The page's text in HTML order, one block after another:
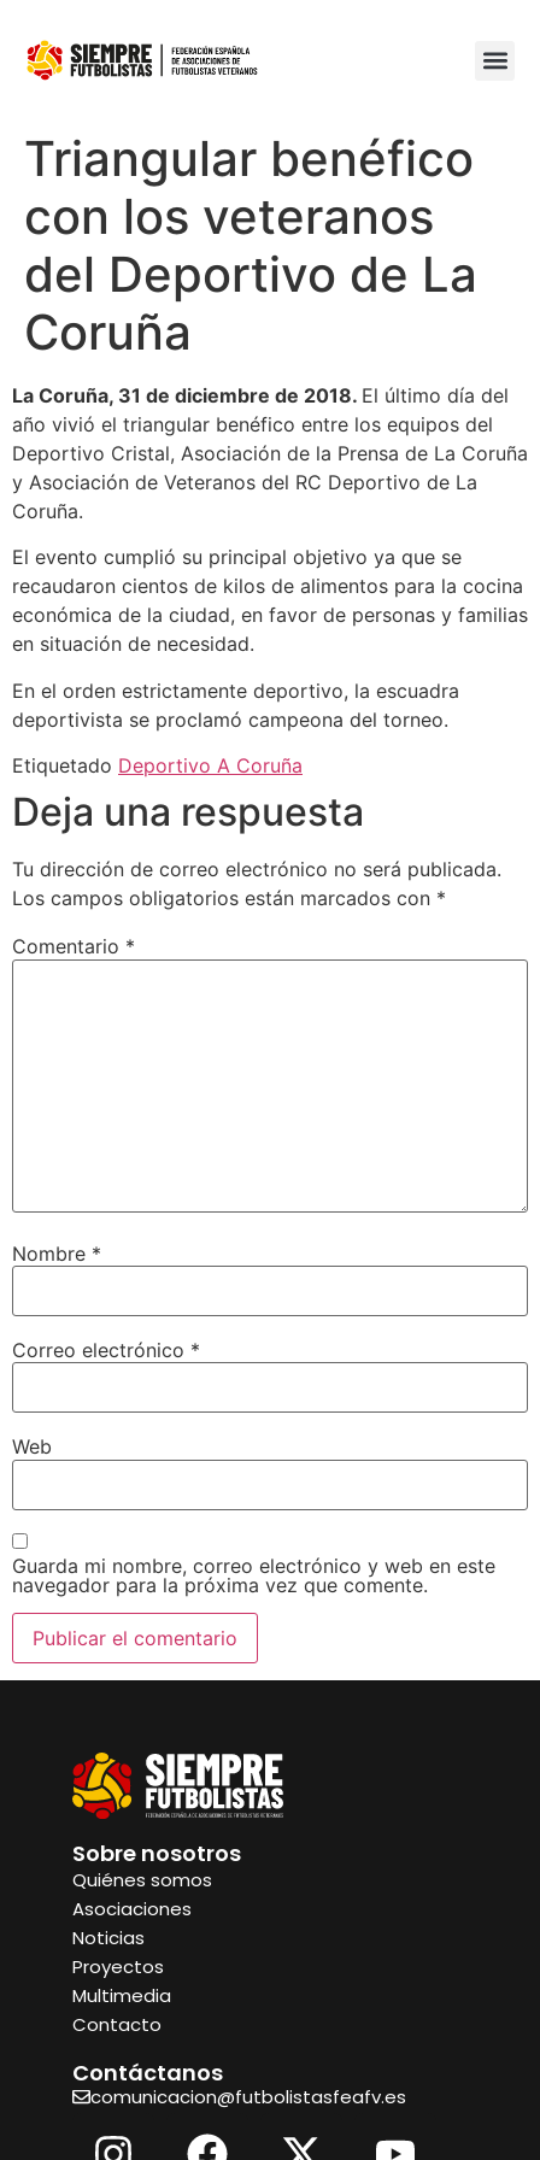
Triangular benéfico
con los veteranos
del Deportivo de La
Coruña
La Coruña, 31 de diciembre de 2018. El último día del
año vivió el triangular benéfico entre los equipos del
Deportivo Cristal, Asociación de la Prensa de La Coruña
y Asociación de Veteranos del RC Deportivo de La
Coruña.
El evento cumplió su principal objetivo ya que se
recaudaron cientos de kilos de alimentos para la cocina
económica de la ciudad, en favor de personas y familias
en situación de necesidad.
En el orden estrictamente deportivo, la escuadra
deportivista se proclamó campeona del torneo.
Etiquetado Deportivo A Coruña
Deja una respuesta
Tu dirección de correo electrónico no será publicada.
Los campos obligatorios están marcados con *
Comentario *
Nombre *
Correo electrónico *
Web
Guarda mi nombre, correo electrónico y web en este
navegador para la próxima vez que comente.
Sobre nosotros
Quiénes somos
Asociaciones
Noticias
Proyectos
Multimedia
Contacto
Contáctanos
comunicacion@futbolistasfeafv.es